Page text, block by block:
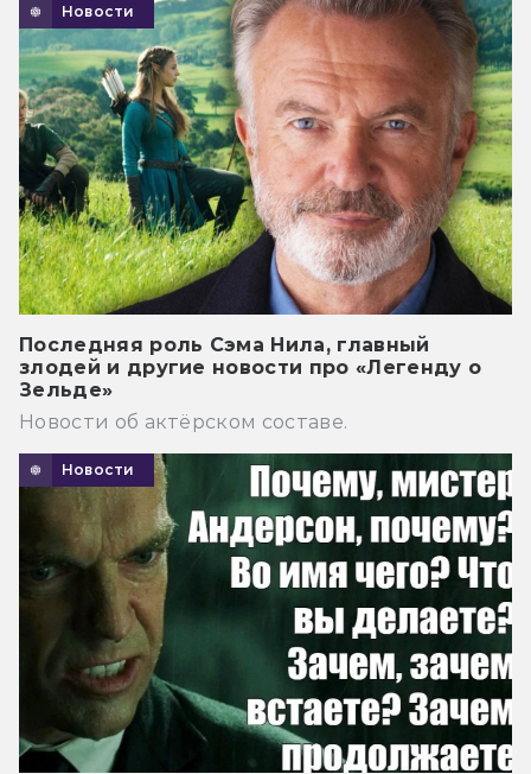
Новости
Последняя роль Сэма Нила, главный
злодей и другие новости про «Легенду о
Зельде»
Новости об актёрском составе.
Новости